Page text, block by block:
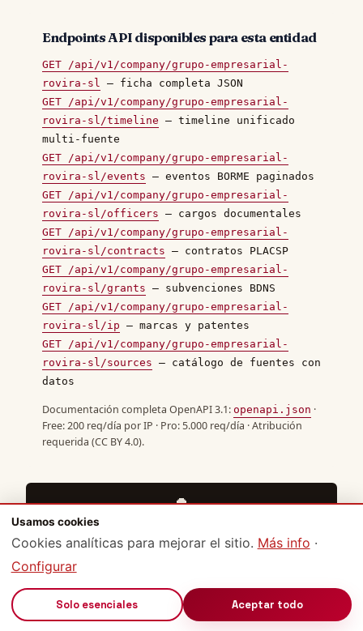
Endpoints API disponibles para esta entidad
GET /api/v1/company/grupo-empresarial-
rovira-sl — ficha completa JSON
GET /api/v1/company/grupo-empresarial-
rovira-sl/timeline — timeline unificado
multi-fuente
GET /api/v1/company/grupo-empresarial-
rovira-sl/events — eventos BORME paginados
GET /api/v1/company/grupo-empresarial-
rovira-sl/officers — cargos documentales
GET /api/v1/company/grupo-empresarial-
rovira-sl/contracts — contratos PLACSP
GET /api/v1/company/grupo-empresarial-
rovira-sl/grants — subvenciones BDNS
GET /api/v1/company/grupo-empresarial-
rovira-sl/ip — marcas y patentes
GET /api/v1/company/grupo-empresarial-
rovira-sl/sources — catálogo de fuentes con
datos
Documentación completa OpenAPI 3.1: openapi.json ·
Free: 200 req/día por IP · Pro: 5.000 req/día · Atribución
requerida (CC BY 4.0).
🔔
Email cuando haya cambios
📊
Exportar CSV
Usamos cookies
Cookies analíticas para mejorar el sitio. Más info ·
Configurar
Solo esenciales Aceptar todo